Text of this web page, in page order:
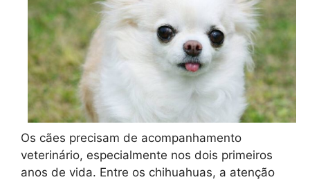
Os cães precisam de acompanhamento
veterinário, especialmente nos dois primeiros
anos de vida. Entre os chihuahuas, a atenção